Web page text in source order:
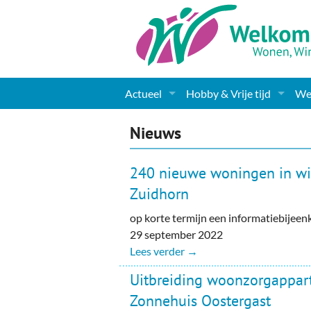
Actueel
Nieuws
Gemeente informatie
Woningaanbod
Columns & Redactioneel
Foto-pagina
Hobby & Vrije tijd
Muziek
Toerisme & Musea
Podia & Dorpshuizen
Nieuws
240 nieuwe woningen in
Zuidhorn
op korte termijn een
29 september 2022
Lees verder →
Uitbreiding
Zonnehuis Oostergast